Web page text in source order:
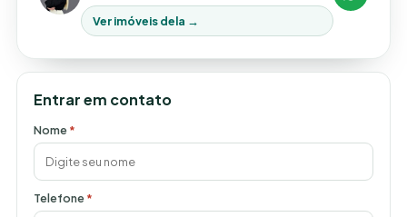
Ver imóveis dela →
Entrar em contato
Nome*
Telefone*